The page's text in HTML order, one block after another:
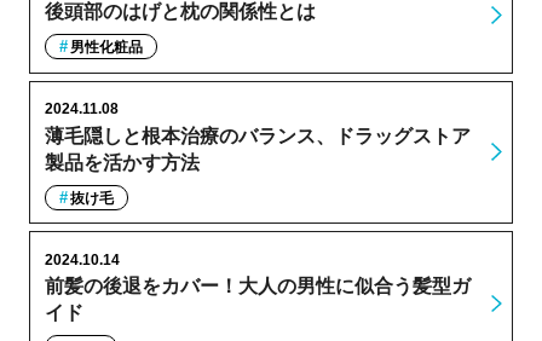
後頭部のはげと枕の関係性とは
男性化粧品
薄毛隠しと根本治療のバランス、ドラッグストア
製品を活かす方法
2024.11.08
抜け毛
前髪の後退をカバー！大人の男性に似合う髪型ガ
イド
2024.10.14